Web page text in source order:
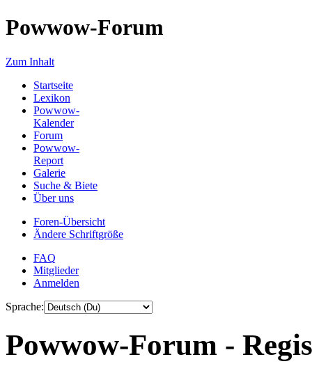
Powwow-Forum
Zum Inhalt
Startseite
Lexikon
Powwow-
Kalender
Forum
Powwow-
Report
Galerie
Suche & Biete
Über uns
Foren-Übersicht
Ändere Schriftgröße
FAQ
Mitglieder
Anmelden
Sprache:
Powwow-Forum -